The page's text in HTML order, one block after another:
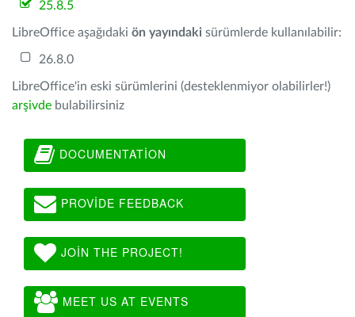
25.8.5
LibreOffice aşağıdaki ön yayındaki sürümlerde kullanılabilir:
26.8.0
LibreOffice'in eski sürümlerini (desteklenmiyor olabilirler!)
arşivde bulabilirsiniz
DOCUMENTATION
PROVIDE FEEDBACK
JOIN THE PROJECT!
MEET US AT EVENTS